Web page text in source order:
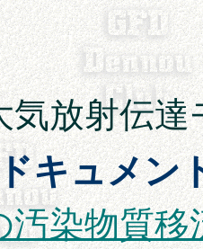
気放射伝達
キュメン
汚染物質移